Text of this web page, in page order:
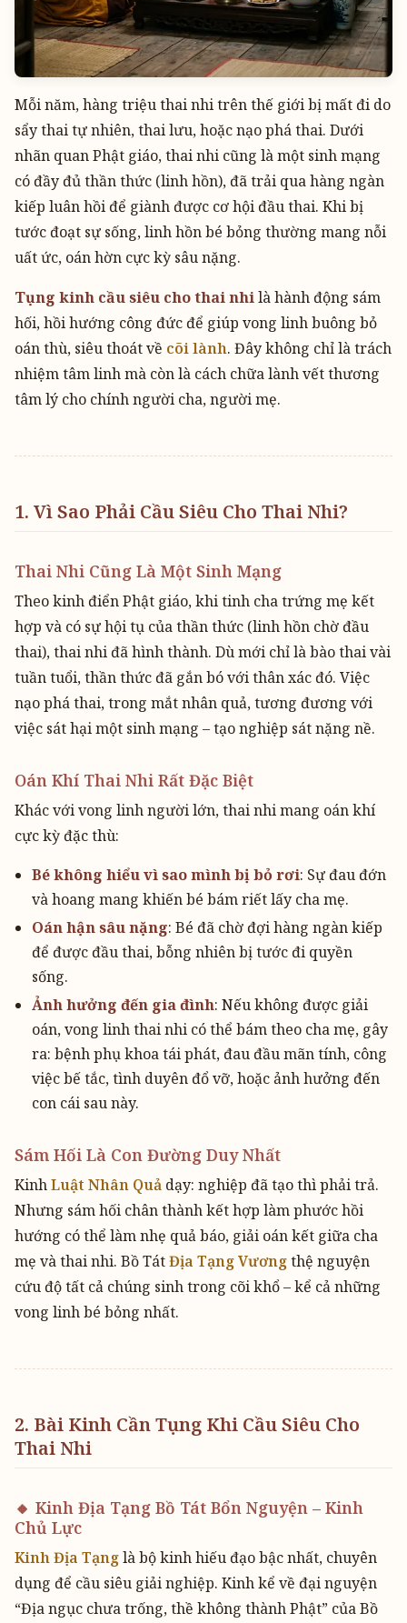
Mỗi năm, hàng triệu thai nhi trên thế giới bị mất đi do
sẩy thai tự nhiên, thai lưu, hoặc nạo phá thai. Dưới
nhãn quan Phật giáo, thai nhi cũng là một sinh mạng
có đầy đủ thần thức (linh hồn), đã trải qua hàng ngàn
kiếp luân hồi để giành được cơ hội đầu thai. Khi bị
tước đoạt sự sống, linh hồn bé bỏng thường mang nỗi
uất ức, oán hờn cực kỳ sâu nặng.
Tụng kinh cầu siêu cho thai nhilà hành động sám
hối, hồi hướng công đức để giúp vong linh buông bỏ
oán thù, siêu thoát về cõi lành. Đây không chỉ là trách
nhiệm tâm linh mà còn là cách chữa lành vết thương
tâm lý cho chính người cha, người mẹ.
1. Vì Sao Phải Cầu Siêu Cho Thai Nhi?
Thai Nhi Cũng Là Một Sinh Mạng
Theo kinh điển Phật giáo, khi tinh cha trứng mẹ kết
hợp và có sự hội tụ của thần thức (linh hồn chờ đầu
thai), thai nhi đã hình thành. Dù mới chỉ là bào thai vài
tuần tuổi, thần thức đã gắn bó với thân xác đó. Việc
nạo phá thai, trong mắt nhân quả, tương đương với
việc sát hại một sinh mạng – tạo nghiệp sát nặng nề.
Oán Khí Thai Nhi Rất Đặc Biệt
Khác với vong linh người lớn, thai nhi mang oán khí
cực kỳ đặc thù:
Bé không hiểu vì sao mình bị bỏ rơi: Sự đau đớn
và hoang mang khiến bé bám riết lấy cha mẹ.
Oán hận sâu nặng: Bé đã chờ đợi hàng ngàn kiếp
để được đầu thai, bỗng nhiên bị tước đi quyền
sống.
Ảnh hưởng đến gia đình: Nếu không được giải
oán, vong linh thai nhi có thể bám theo cha mẹ, gây
ra: bệnh phụ khoa tái phát, đau đầu mãn tính, công
việc bế tắc, tình duyên đổ vỡ, hoặc ảnh hưởng đến
con cái sau này.
Sám Hối Là Con Đường Duy Nhất
KinhLuật Nhân Quả dạy: nghiệp đã tạo thì phải trả.
Nhưng sám hối chân thành kết hợp làm phước hồi
hướng có thể làm nhẹ quả báo, giải oán kết giữa cha
mẹ và thai nhi. Bồ TátĐịa Tạng Vươngthệ nguyện
cứu độ tất cả chúng sinh trong cõi khổ – kể cả những
vong linh bé bỏng nhất.
2. Bài Kinh Cần Tụng Khi Cầu Siêu Cho
Thai Nhi
🔸 Kinh Địa Tạng Bồ Tát Bổn Nguyện – Kinh
Chủ Lực
Kinh Địa Tạnglà bộ kinh hiếu đạo bậc nhất, chuyên
dụng để cầu siêu giải nghiệp. Kinh kể về đại nguyện
“Địa ngục chưa trống, thề không thành Phật” của Bồ